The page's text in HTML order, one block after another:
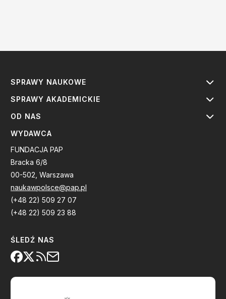
SPRAWY NAUKOWE
SPRAWY AKADEMICKIE
OD NAS
WYDAWCA
FUNDACJA PAP
Bracka 6/8
00-502, Warszawa
naukawpolsce@pap.pl
(+48 22) 509 27 07
(+48 22) 509 23 88
ŚLEDŹ NAS